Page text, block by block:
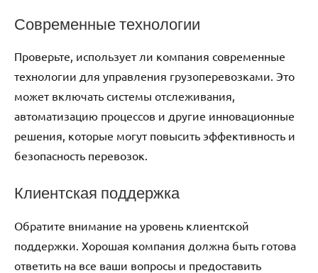
Современные технологии
Проверьте, использует ли компания современные
технологии для управления грузоперевозками. Это
может включать системы отслеживания,
автоматизацию процессов и другие инновационные
решения, которые могут повысить эффективность и
безопасность перевозок.
Клиентская поддержка
Обратите внимание на уровень клиентской
поддержки. Хорошая компания должна быть готова
ответить на все ваши вопросы и предоставить